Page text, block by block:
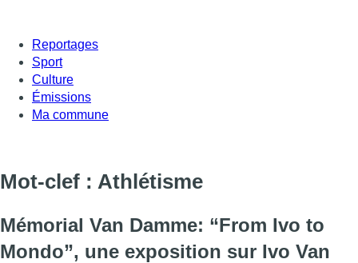
Reportages
Sport
Culture
Émissions
Ma commune
Mot-clef : Athlétisme
Mémorial Van Damme: “From Ivo to
Mondo”, une exposition sur Ivo Van